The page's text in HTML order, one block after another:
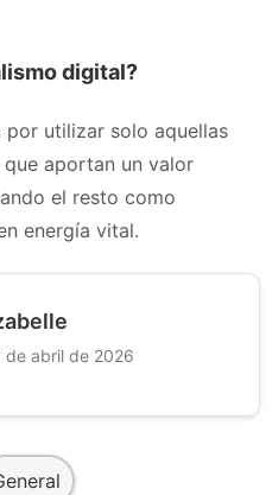
digital?
utilizar solo aquellas
aportan un valor
el resto como
energía vital.
de abril de 2026